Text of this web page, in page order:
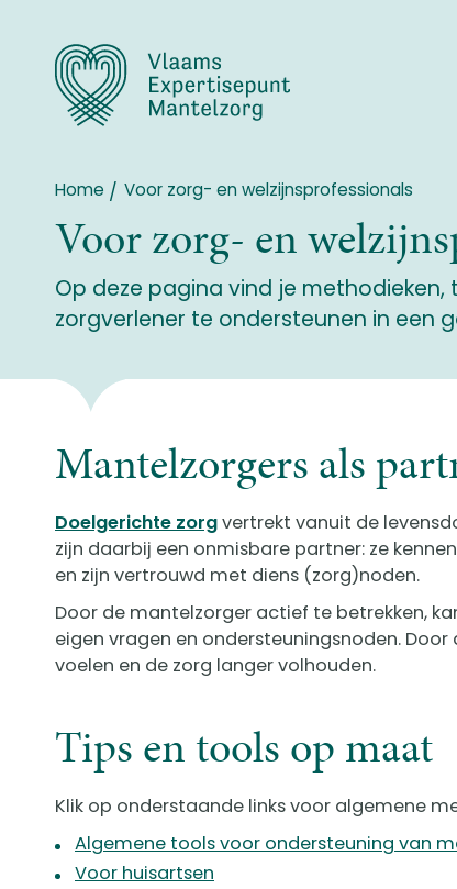
Breadcrumb
Home Voor zorg- en welzijnsprofessionals
Voor zorg- en
Op deze pagina vind je
zorgverlener te ondersteunen in een
Mantelzorgers als
Doelgerichte zorgvertrekt vanuit de
zijn daarbij een onmisbare partner: ze
en zijn vertrouwd met diens (zorg)noden.
Door de mantelzorger actief te betrekken,
eigen vragen en ondersteuningsnoden.
voelen en de zorg langer volhouden.
Tips en tools op maat
Klik op onderstaande links voor algemene
Algemene tools voor ondersteuning van
Voor huisartsen